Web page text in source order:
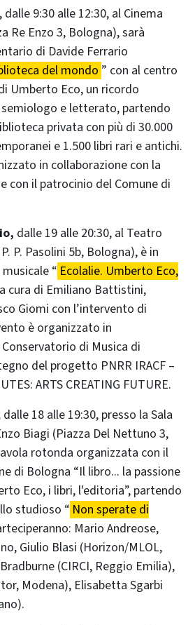
, dalle 9:30 alle 12:30, al Cinema
Re Enzo 3, Bologna), sarà
di Davide Ferrario
del mondo ” con al centro
Umberto Eco, un ricordo
e letterato, partendo
privata con più di 30.000
e 1.500 libri rari e antichi.
in collaborazione con la
con il patrocinio del Comune di
dalle 19 alle 20:30, al Teatro
P. Pasolini 5b, Bologna), è in
“ Ecolalie. Umberto Eco,
a cura di Emiliano Battistini,
Giomi con l’intervento di
è organizzato in
di Musica di
del progetto PNRR IRACF –
ARTS CREATING FUTURE.
dalle 18 alle 19:30, presso la Sala
Biagi (Piazza Del Nettuno 3,
rotonda organizzata con il
di Bologna “Il libro... la passione
Eco, i libri, l'editoria”, partendo
studioso “ Non sperate di
Mario Andreose,
Giulio Blasi (Horizon/MLOL,
(CIRCI, Reggio Emilia),
Modena), Elisabetta Sgarbi